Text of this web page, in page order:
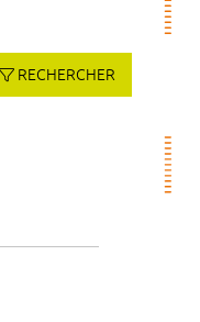
RECHERCHER